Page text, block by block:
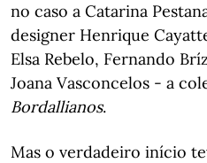
no caso a Catarina
designer Henrique
Elsa Rebelo, Fernando
Joana Vasconcelos - a
Bordallianos.
Mas o verdadeiro início